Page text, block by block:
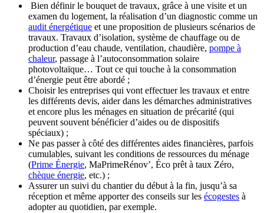
Bien définir le bouquet de travaux, grâce à une visite et un
examen du logement, la réalisation d’un diagnostic comme un
audit énergétique et une proposition de plusieurs scénarios de
travaux. Travaux d’isolation, système de chauffage ou de
production d’eau chaude, ventilation, chaudière, pompe à
chaleur, passage à l’autoconsommation solaire
photovoltaïque… Tout ce qui touche à la consommation
d’énergie peut être abordé ;
Choisir les entreprises qui vont effectuer les travaux et entre
les différents devis, aider dans les démarches administratives
et encore plus les ménages en situation de précarité (qui
peuvent souvent bénéficier d’aides ou de dispositifs
spéciaux) ;
Ne pas passer à côté des différentes aides financières, parfois
cumulables, suivant les conditions de ressources du ménage
(Prime Énergie, MaPrimeRénov’, Éco prêt à taux Zéro,
chèque énergie, etc.) ;
Assurer un suivi du chantier du début à la fin, jusqu’à sa
réception et même apporter des conseils sur les écogestes à
adopter au quotidien, par exemple.